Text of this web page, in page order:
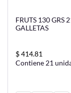
FRUTS 130 GRS
GALLETAS
$ 414.81
Contiene 21